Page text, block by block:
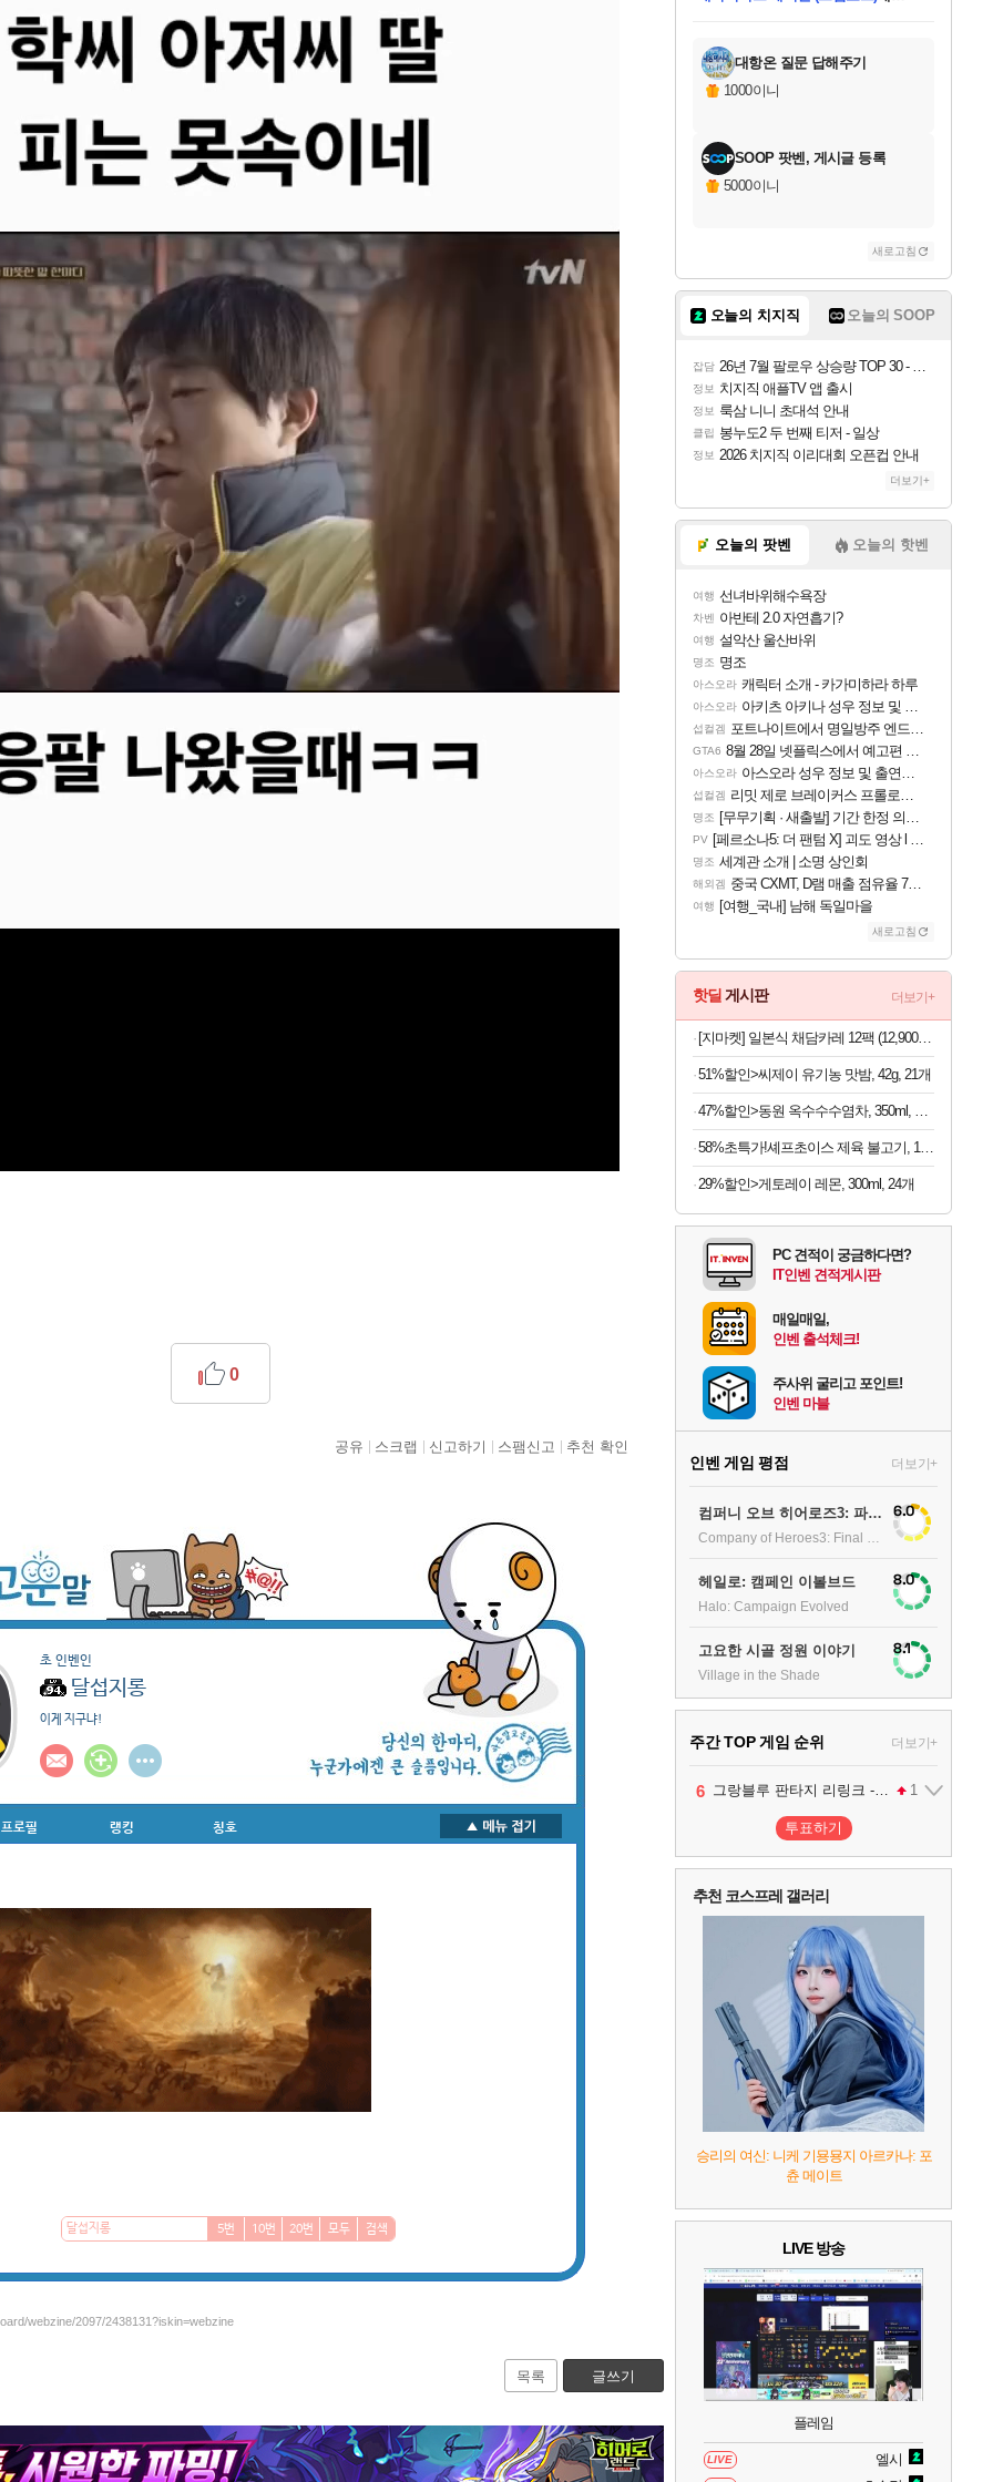
0
공유 스크랩 신고하기 스팸신고 추천 확인
초 인벤인
달섭지롱
이게 지구냐!
프로필 랭킹 칭호
5번 10번 20번 모두 검색
webzine/2097/2438131?iskin=webzine
목록 글쓰기
교환.
당첨되셨습니다.
당첨되셨습니다.
당첨되셨습니다.
당첨되셨습니다.
당첨되셨습니다.
당첨되셨습니다.
에디션 (스팀코드)를 교환.
당첨되셨습니다.
대항온 질문 답해주기
1000이니
SOOP 팟벤, 게시글 등록
5000이니
새로고침
오늘의 치지직 오늘의 SOOP
잡담 26년 7월 팔로우 상승량 TOP 30 - 월간 치지직
정보 치지직 애플TV 앱 출시
정보 룩삼 니니 초대석 안내
클립 봉누도2 두 번째 티저 - 일상
정보 2026 치지직 이리대회 오픈컵 안내
더보기+
오늘의 팟벤 오늘의 핫벤
여행 선녀바위해수욕장
차벤 아반테 2.0 자연흡기?
여행 설악산 울산바위
명조 명조
아스오라 캐릭터 소개 - 카가미하라 하루
아스오라 아키츠 아키나 성우 정보 및 주요 필모
섭컬겜 포트나이트에서 명일방주 엔드필드 [펠리카] 판매 예정
GTA6 8월 28일 넷플릭스에서 예고편 공개 예정
아스오라 아스오라 성우 정보 및 출연작 모음
섭컬겜 리밋 제로 브레이커스 프롤로그 테스트 후기 영상 업로드
명조 [무무기획 · 새출발] 기간 한정 의뢰 이벤트
PV [페르소나5: 더 팬텀 X] 괴도 영상 l 타카마키 안·댄싱 스타
명조 세계관 소개 | 소명 상인회
해외겜 중국 CXMT, D램 매출 점유율 7%…글로벌 4위로 부상
여행 [여행_국내] 남해 독일마을
새로고침
핫딜 게시판 더보기+
[지마켓] 일본식 채담카레 12팩 (12,900원/무료)
51%할인>씨제이 유기농 맛밤, 42g, 21개
47%할인>동원 옥수수수염차, 350ml, 24개
58%초특가!셰프초이스 제육 불고기, 1.5kg, 1개
29%할인>게토레이 레몬, 300ml, 24개
PC 견적이 궁금하다면?
IT인벤 견적게시판
매일매일,
인벤 출석체크!
주사위 굴리고 포인트!
인벤 마블
인벤 게임 평점 더보기+
컴퍼니 오브 히어로즈3: 파이널 스탠드 6.0
헤일로: 캠페인 이볼브드
Halo: Campaign Evolved
8.0
고요한 시골 정원 이야기
Village in the Shade
8.1
주간 TOP 게임 순위 더보기+
1 팰월드
2 어쌔신 크리드: 블랙 플래그 리싱크드 1
3 프로야구스피리츠2026 2
4 드래곤소드 : 어웨이크닝 2
5 블라인드 삼국 1
6 그랑블루 판타지 리링크 - 엔드리스 라그나로크 1
7 리듬 천국 미라클 스타즈 2
헤일로: 캠페인 이볼브드
캡틴 츠바사 2 월드 파이터즈
레고 배트맨: 레거시 오브 더 다크 나이트
투표하기
추천 코스프레 갤러리
승리의 여신: 니케 기묭묭지 아르카나: 포
츈 메이트
LIVE 방송
플레임
LIVE 엘시